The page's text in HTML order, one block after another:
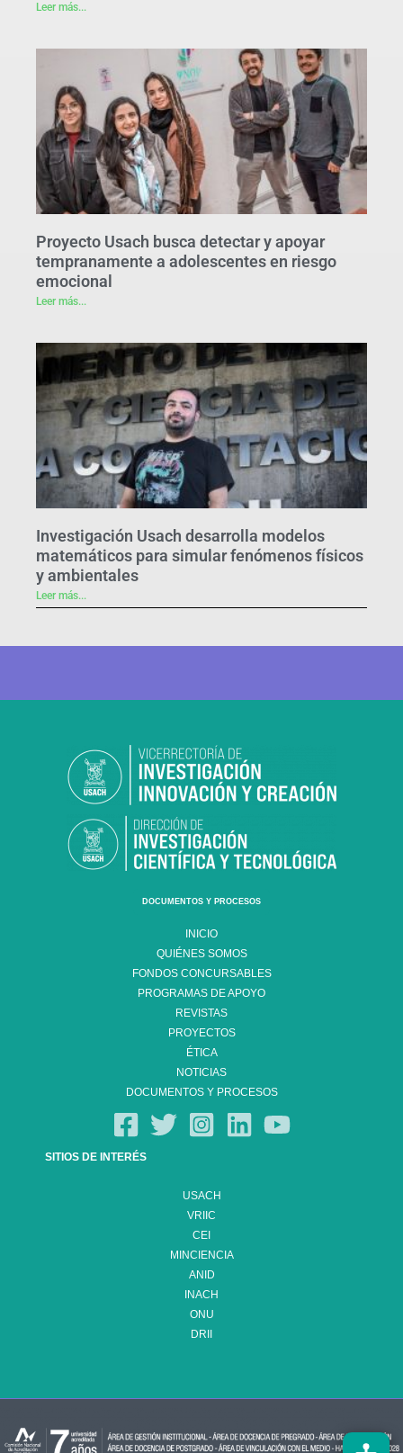
Leer más...
Proyecto Usach busca detectar y apoyar
tempranamente a adolescentes en riesgo
emocional
Leer más...
Investigación Usach desarrolla modelos
matemáticos para simular fenómenos físicos
y ambientales
Leer más...
DOCUMENTOS Y PROCESOS
INICIO
QUIÉNES SOMOS
FONDOS CONCURSABLES
PROGRAMAS DE APOYO
REVISTAS
PROYECTOS
ÉTICA
NOTICIAS
DOCUMENTOS Y PROCESOS
SITIOS DE INTERÉS
USACH
VRIIC
CEI
MINCIENCIA
ANID
INACH
ONU
DRII